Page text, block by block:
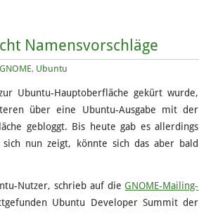
Namensvorschläge
GNOME, Ubuntu
Ubuntu-Hauptoberfläche gekürt wurde,
über eine Ubuntu-Ausgabe mit der
gebloggt. Bis heute gab es allerdings
sich nun zeigt, könnte sich das aber bald
Nutzer, schrieb auf die GNOME-Mailing-
Ubuntu Developer Summit der